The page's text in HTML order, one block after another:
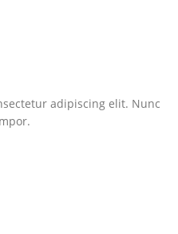
adipiscing elit. Nunc